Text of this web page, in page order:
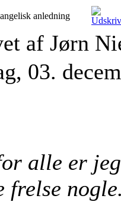
anledning
af Jørn
03.
alle er
frelse